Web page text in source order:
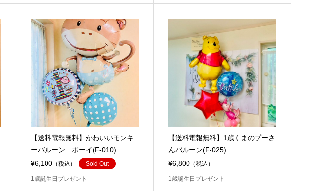
【送料電報無料】かわいいモンキ
ーバルーン ボーイ(F-010)
¥6,100（税込） Sold Out
1歳誕生日プレゼント
【送料電報無料】1歳くまのプーさ
んバルーン(F-025)
¥6,800 （税込）
1歳誕生日プレゼント